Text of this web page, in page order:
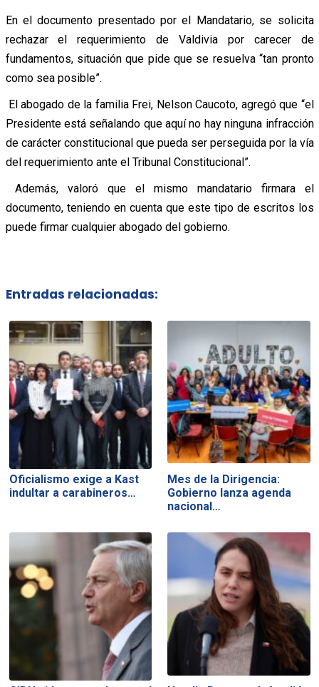
En el documento presentado por el Mandatario, se solicita
rechazar el requerimiento de Valdivia por carecer de
fundamentos, situación que pide que se resuelva “tan pronto
como sea posible”.
El abogado de la familia Frei, Nelson Caucoto, agregó que “el
Presidente está señalando que aquí no hay ninguna infracción
de carácter constitucional que pueda ser perseguida por la vía
del requerimiento ante el Tribunal Constitucional”.
Además, valoró que el mismo mandatario firmara el
documento, teniendo en cuenta que este tipo de escritos los
puede firmar cualquier abogado del gobierno.
Entradas relacionadas:
Oficialismo exige a Kast
indultar a carabineros…
Mes de la Dirigencia:
Gobierno lanza agenda
nacional…